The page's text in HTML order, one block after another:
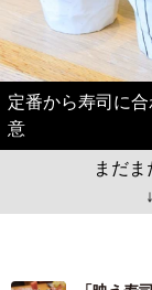
定番から寿司に
意
まだま